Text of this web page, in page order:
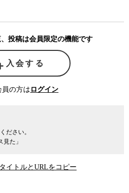
ばならないはずの公文書がきちんと
抱えるところが少なくないという。
求を行う権利を認めているかも自治
の住民に限られていたり、中には1年
いと開示請求すらできない自治体も
も小池百合子知事が就任するまで
京都民に限定されていた。
に、自治体の側から自主的に公表し
ばらつきがある。例えば、外出自粛
な影響を与える意思決定が行われた
が公表していなかったと三木氏は言
投稿は会員限定の機能です
入会する
員の方は ログイン
ださい。
た」
タイトルとURLをコピー